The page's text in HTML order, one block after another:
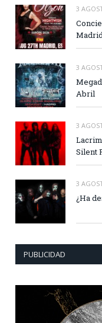
3
3
Abril
3
Silent
3
¿Ha
PUBLICIDAD